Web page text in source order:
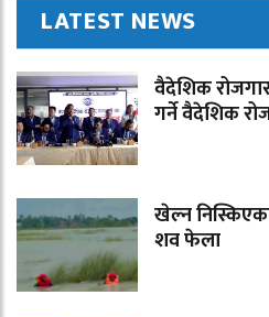
LATEST NEWS
वैदेशिक
गर्ने वैदेशिक
खेल्न
शव फेला